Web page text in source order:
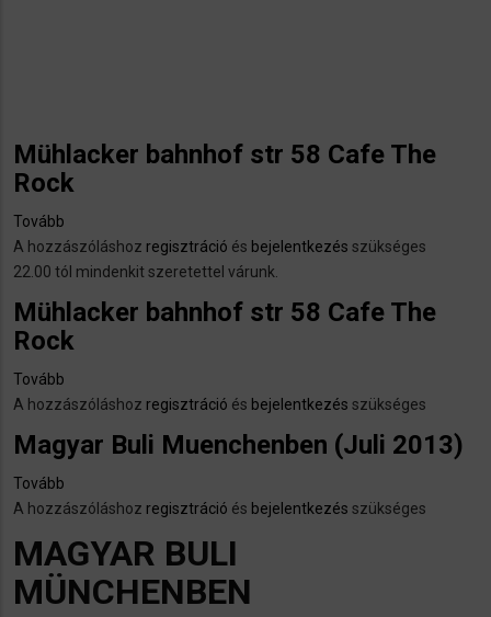
Mühlacker bahnhof str 58 Cafe The
Rock
Tovább
bahnhof
str
Cafe
The
A hozzászóláshoz regisztráció és bejelentkezés szükséges
22.00 tól mindenkit szeretettel várunk.
Mühlacker bahnhof str 58 Cafe The
Rock
Tovább
bahnhof
58
The
A hozzászóláshoz regisztráció és bejelentkezés szükséges
Magyar Buli Muenchenben (Juli 2013)
Tovább
Buli
(Juli
2013))
A hozzászóláshoz regisztráció és bejelentkezés szükséges
MAGYAR BULI
MÜNCHENBEN